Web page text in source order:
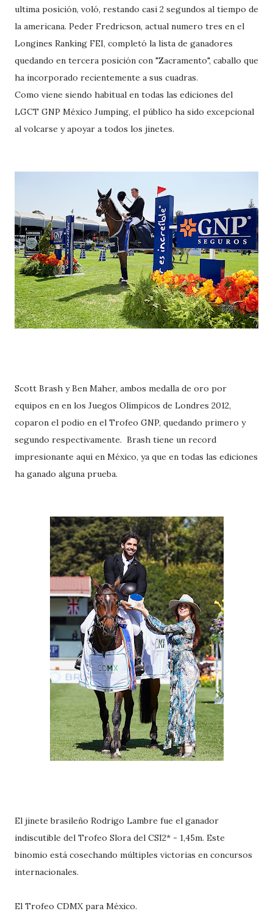
ultima posición, voló, restando casi 2 segundos al tiempo de
la americana. Peder Fredricson, actual numero tres en el
Longines Ranking FEI, completó la lista de ganadores
quedando en tercera posición con "Zacramento", caballo que
ha incorporado recientemente a sus cuadras.
Como viene siendo habitual en todas las ediciones del
LGCT GNP México Jumping, el público ha sido excepcional
al volcarse y apoyar a todos los jinetes.
Scott Brash y Ben Maher, ambos medalla de oro por
equipos en en los Juegos Olímpicos de Londres 2012,
coparon el podio en el Trofeo GNP, quedando primero y
segundo respectivamente. Brash tiene un record
impresionante aquí en México, ya que en todas las ediciones
ha ganado alguna prueba.
El jinete brasileño Rodrigo Lambre fue el ganador
indiscutible del Trofeo Slora del CSI2* - 1,45m. Este
binomio está cosechando múltiples victorias en concursos
internacionales.
El Trofeo CDMX para México.